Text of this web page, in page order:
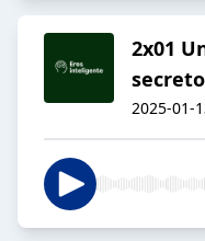
2x01
2025-01-